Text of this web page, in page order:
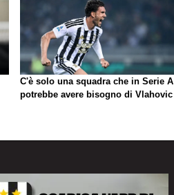
C'è solo una squadra che in Serie A
potrebbe avere bisogno di Vlahovic